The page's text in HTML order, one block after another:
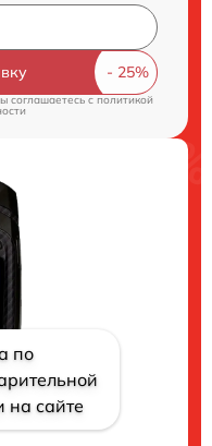
соглашаетесь cполитикой
по
на сайте